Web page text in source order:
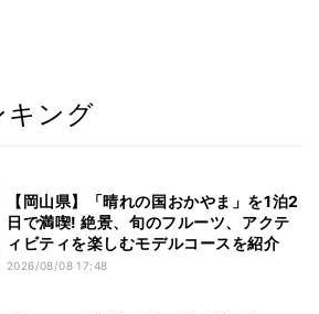
キング
【岡山県】「晴れの国おかやま」を1泊2
日で満喫! 絶景、旬のフルーツ、アクテ
ィビティを楽しむモデルコースを紹介
2026/08/08 17:48